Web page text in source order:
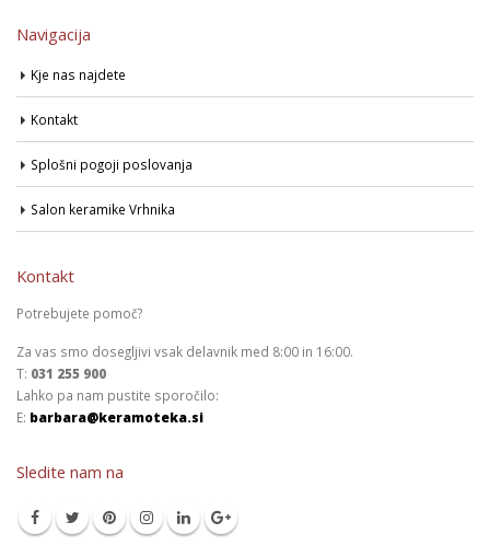
Navigacija
Kje nas najdete
Kontakt
Splošni pogoji poslovanja
Salon keramike Vrhnika
Kontakt
Potrebujete pomoč?
Za vas smo dosegljivi vsak delavnik med 8:00 in 16:00.
T: 031 255 900
Lahko pa nam pustite sporočilo:
E: barbara@keramoteka.si
Sledite nam na